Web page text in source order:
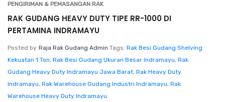
PENGIRIMAN & PEMASANGAN RAK
RAK GUDANG HEAVY DUTY TIPE RR-1000 DI
PERTAMINA INDRAMAYU
Posted by Raja Rak Gudang Admin Tags: Rak Besi Gudang Shelving
Kekuatan 1 Ton, Rak Besi Gudang Ukuran Besar Indramayu, Rak
Gudang Heavy Duty Indramayu Jawa Barat, Rak Heavy Duty
Indramayu, Rak Warehouse Gudang Industri Indramayu, Rak
Warehouse Heavy Duty Indramayu